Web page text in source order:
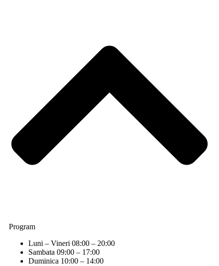
Program
Luni – Vineri 08:00 – 20:00
Sambata 09:00 – 17:00
Duminica 10:00 – 14:00